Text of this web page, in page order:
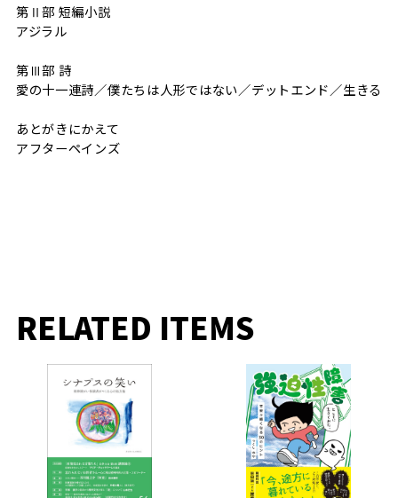
第Ⅱ部 短編小説
アジラル
第Ⅲ部 詩
愛の十一連詩／僕たちは人形ではない／デットエンド／生きる
あとがきにかえて
アフターペインズ
RELATED ITEMS